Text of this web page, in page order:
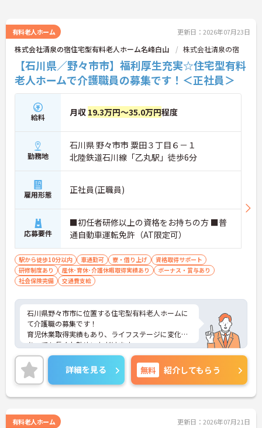
有料老人ホーム 更新日：2026年07月23日
株式会社清泉の宿住宅型有料老人ホーム名峰白山 株式会社清泉の宿
【石川県／野々市市】福利厚生充実☆住宅型有料
老人ホームで介護職員の募集です！＜正社員＞
給料 月収 19.3万円～35.0万円程度
勤務地
石川県 野々市市 粟田３丁目６－１
北陸鉄道石川線「乙丸駅」徒歩6分
雇用形態 正社員(正職員)
応募要件
■初任者研修以上の資格をお持ちの方 ■普
通自動車運転免許（AT限定可）
駅から徒歩10分以内 車通勤可 寮・借り上げ
資格取得サポート
研修制度あり
産休･育休･介護休暇取得実績あり
ボーナス・賞与あり
社会保険完備
交通費支給
石川県野々市市に位置する住宅型有料老人ホームに
て介護職の募集です！
育児休業取得実績もあり、ライフステージに変化が
あっても長くお勤めいただけます。
ご興味ある方には、面接対策ポイントなど、さらに
詳細をお話しいたしますのでお気軽にご相談くださ
い！
詳細を見る 無料 紹介してもらう
有料老人ホーム 更新日：2026年07月21日